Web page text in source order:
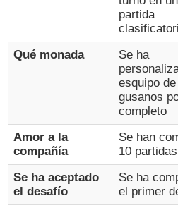
partida
Qué monada
Se ha
esquipo de
gusanos
completo
Amor a la
compañía
Se han
10
Se ha aceptado
el desafío
Se ha
el primer